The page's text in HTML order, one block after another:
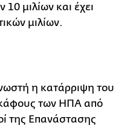
μιλίων και έχει
μιλίων.
η κατάρριψη του
των ΗΠΑ από
της Επανάστασης